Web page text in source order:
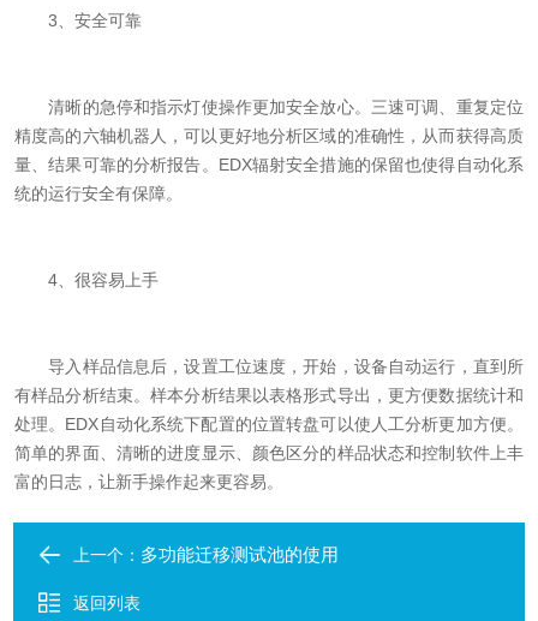
3、安全可靠
清晰的急停和指示灯使操作更加安全放心。三速可调、重复定位
精度高的六轴机器人，可以更好地分析区域的准​​确性，从而获得高质
量、结果可靠的分析报告。EDX辐射安全措施的保留也使得自动化系
统的运行安全有保障。
4、很容易上手
导入样品信息后，设置工位速度，开始，设备自动运行，直到所
有样品分析结束。样本分析结果以表格形式导出，更方便数据统计和
处理。EDX自动化系统下配置的位置转盘可以使人工分析更加方便。
简单的界面、清晰的进度显示、颜色区分的样品状态和控制软件上丰
富的日志，让新手操作起来更容易。
上一个： 多功能迁移测试池的使用
返回列表